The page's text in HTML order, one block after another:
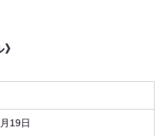
19日